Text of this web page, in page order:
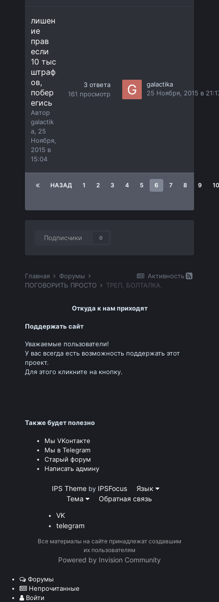
лишен
ие
прав
если
10 тыс
штраф
ов,
побер
егись
Автор
galactik
a 25
Ноября,
2015 в
15:04
3 ответа
161 просмотр
galactika
25 Ноября, 2015 в
НАЗАД 1 2 3 4 5 6 7 8 9
Подписчики 0
Активность
Главная
Форумы
ПОГОВОРИТЬ ПРОСТО
ТРЕП, БОЛТАЛКА.
Откуда к нам приходят
Поддержать сайт
Уважаемые пользователи!
У вас всегда есть возможность поддержать этот
проект.
Для этого кликните на кнопку.
Также будет полезно
Мы VKонтакте
Мы в Telegram
Старый форум
Написать админу
IPS Theme by IPSFocus
Язык
Тема
Обратная связь
VK
telegram
Все материалы на сайте принадлежат создавшим
их пользователям
Powered by Invision Community
Форумы
Непрочитанные
Войти